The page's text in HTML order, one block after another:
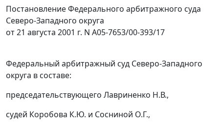
Постановление Федерального арбитражного суда
Северо-Западного округа
от 21 августа 2001 г. N А05-7653/00-393/17
Федеральный арбитражный суд Северо-Западного
округа в составе:
председательствующего Лавриненко Н.В.,
судей Коробова К.Ю. и Сосниной О.Г.,